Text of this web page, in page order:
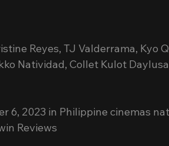
Reyes, TJ Valderrama, Kyo
Natividad, Collet Kulot
6, 2023 in Philippine cinemas
Reviews